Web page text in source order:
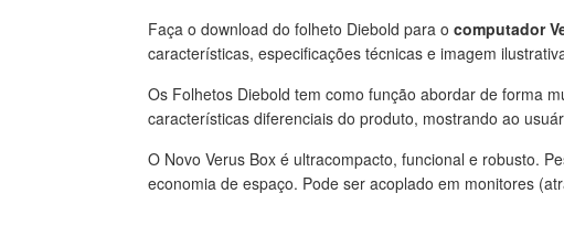
Faça o download do folheto Diebold para ocomputador
características, especificações técnicas e imagem
Os Folhetos Diebold tem como função abordar de forma
características diferenciais do produto, mostrando ao
O Novo Verus Box é ultracompacto, funcional e robusto.
economia de espaço. Pode ser acoplado em monitores